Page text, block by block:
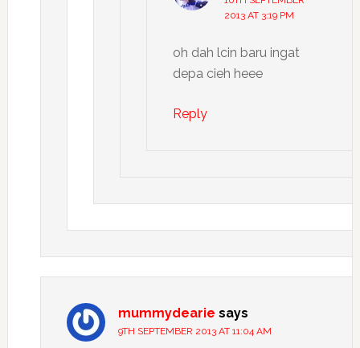
2013 AT 3:19 PM
oh dah lcin baru ingat
depa cieh heee
Reply
mummydearie says
9TH SEPTEMBER 2013 AT 11:04 AM